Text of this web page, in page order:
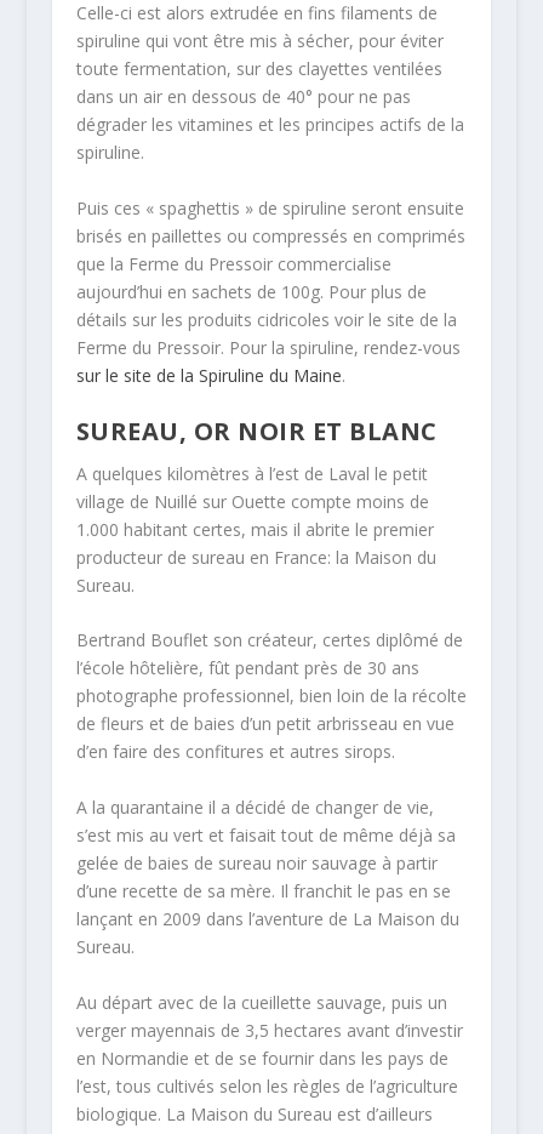
Celle-ci est alors extrudée en fins filaments de
spiruline qui vont être mis à sécher, pour éviter
toute fermentation, sur des clayettes ventilées
dans un air en dessous de 40° pour ne pas
dégrader les vitamines et les principes actifs de la
spiruline.
Puis ces « spaghettis » de spiruline seront ensuite
brisés en paillettes ou compressés en comprimés
que la Ferme du Pressoir commercialise
aujourd’hui en sachets de 100g. Pour plus de
détails sur les produits cidricoles voir le site de la
Ferme du Pressoir. Pour la spiruline, rendez-vous
sur le site de la Spiruline du Maine.
SUREAU, OR NOIR ET BLANC
A quelques kilomètres à l’est de Laval le petit
village de Nuillé sur Ouette compte moins de
1.000 habitant certes, mais il abrite le premier
producteur de sureau en France: la Maison du
Sureau.
Bertrand Bouflet son créateur, certes diplômé de
l’école hôtelière, fût pendant près de 30 ans
photographe professionnel, bien loin de la récolte
de fleurs et de baies d’un petit arbrisseau en vue
d’en faire des confitures et autres sirops.
A la quarantaine il a décidé de changer de vie,
s’est mis au vert et faisait tout de même déjà sa
gelée de baies de sureau noir sauvage à partir
d’une recette de sa mère. Il franchit le pas en se
lançant en 2009 dans l’aventure de La Maison du
Sureau.
Au départ avec de la cueillette sauvage, puis un
verger mayennais de 3,5 hectares avant d’investir
en Normandie et de se fournir dans les pays de
l’est, tous cultivés selon les règles de l’agriculture
biologique. La Maison du Sureau est d’ailleurs